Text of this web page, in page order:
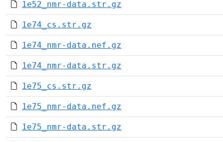
1e52_nmr-data.str.gz
1e74_cs.str.gz
1e74_nmr-data.nef.gz
1e74_nmr-data.str.gz
1e75_cs.str.gz
1e75_nmr-data.nef.gz
1e75_nmr-data.str.gz